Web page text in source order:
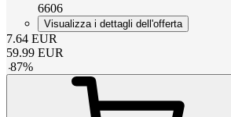
6606
Visualizza i dettagli dell'offerta
7.64 EUR
59.99 EUR
-87%